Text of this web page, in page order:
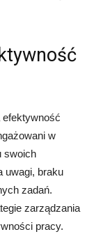
efektywność
w
swoich
uwagi, braku
zadań.
zarządzania
pracy.